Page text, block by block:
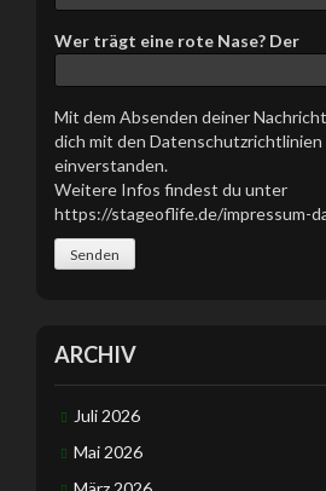
Wer trägt eine rote Nase? Der
Mit dem Absenden deiner
dich mit den
einverstanden.
Weitere Infos findest du unter
https://stageoflife.de/impressum-
ARCHIV
Juli 2026
Mai 2026